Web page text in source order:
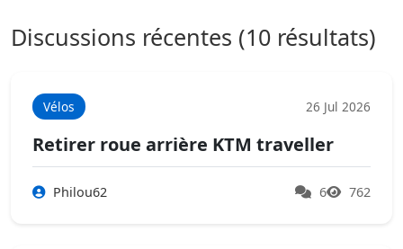
Discussions récentes (10 résultats)
Vélos 26 Jul 2026
Retirer roue arrière KTM traveller
Philou62 6 762